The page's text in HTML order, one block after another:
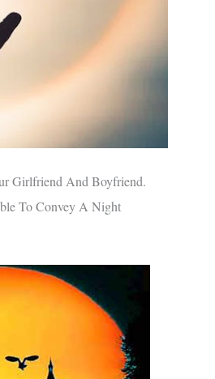
Girlfriend And Boyfriend.
To Convey A Night